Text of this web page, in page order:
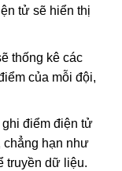
tử sẽ hiển thị
thống kê các
của mỗi đội,
điểm điện tử
chẳng hạn như
truyền dữ liệu.